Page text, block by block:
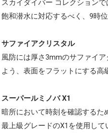
スカイダイバー コレクション
飽和潜水に対応するべく、9時
サファイアクリスタル
風防には厚さ3mmのサファイ
よう、表面をフラットにする高
スーパールミノバ X1
暗所において時刻を確認するた
最上級グレードのX1を使用し